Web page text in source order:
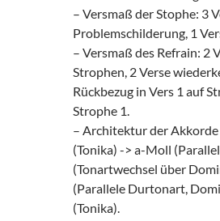
– Versmaß der Stophe: 3
Problemschilderung, 1
– Versmaß des Refrain: 2
Strophen, 2 Verse
Rückbezug in Vers 1 auf
Strophe 1.
– Architektur der
(Tonika) -> a-Moll
(Tonartwechsel über
(Parallele Durtonart,
(Tonika).